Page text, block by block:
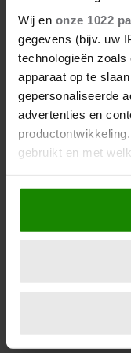
Wij en onze 1022
gegevens (bijv. uw
technologieën
apparaat op te
gepersonaliseerde
advertenties en
gebruikt en met
Als u het toestaat,
Informatie
locatie, die tot
scannen op
verwerkt en stel uw
intrekken in de
ORANJE
Op donderdag 9
(54) op Paleis
van Oranje 2025
de feestelijke